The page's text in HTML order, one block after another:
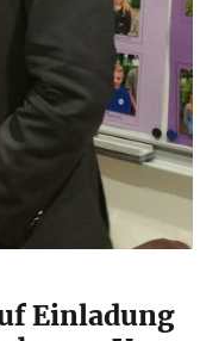
Einladung